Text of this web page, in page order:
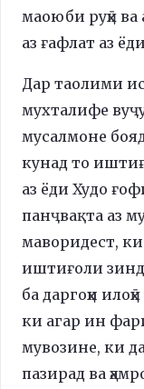
маоюби руҳӣ
аз ғафлат аз
Дар таолими
мухталифе
мусалмоне
кунад то
аз ёди Худо
панҷвақта аз
маворидест,
иштиғоли
ба даргоҳи
ки агар ин
мувозине, ки
пазирад ва